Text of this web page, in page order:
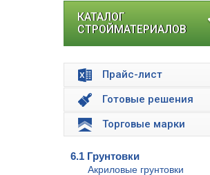
КАТАЛОГ
СТРОЙМАТЕРИАЛОВ
Прайс-лист
Готовые решения
Торговые марки
6.1 Грунтовки
Акриловые грунтовки